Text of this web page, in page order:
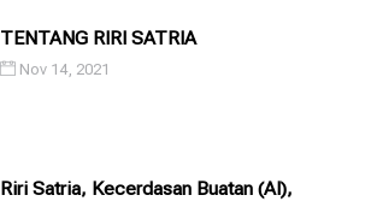
TENTANG RIRI SATRIA
Nov 14, 2021
Riri Satria, Kecerdasan Buatan (AI),